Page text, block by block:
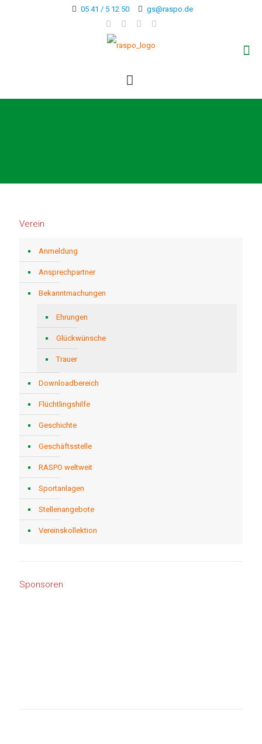
05 41 / 5 12 50 gs@raspo.de
Verein
Anmeldung
Ansprechpartner
Bekanntmachungen
Ehrungen
Glückwünsche
Trauer
Downloadbereich
Flüchtlingshilfe
Geschichte
Geschäftsstelle
RASPO weltweit
Sportanlagen
Stellenangebote
Vereinskollektion
Sponsoren